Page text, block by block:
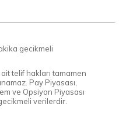
gecikmeli
telif hakları tamamen
Pay Piyasası,
ve Opsiyon Piyasası
verilerdir.